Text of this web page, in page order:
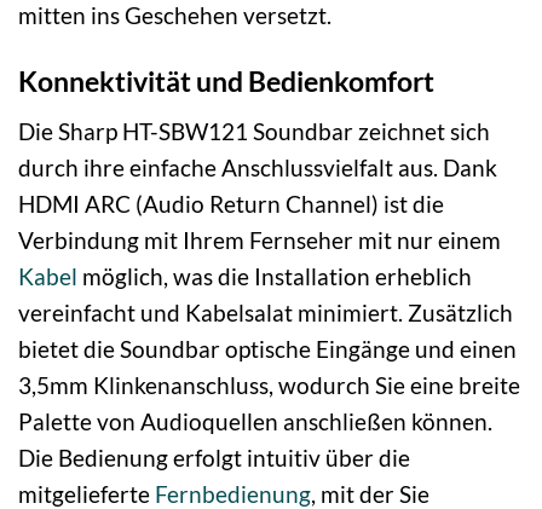
mitten ins Geschehen versetzt.
Konnektivität und Bedienkomfort
Die Sharp HT-SBW121 Soundbar zeichnet sich
durch ihre einfache Anschlussvielfalt aus. Dank
HDMI ARC (Audio Return Channel) ist die
Verbindung mit Ihrem Fernseher mit nur einem
Kabel möglich, was die Installation erheblich
vereinfacht und Kabelsalat minimiert. Zusätzlich
bietet die Soundbar optische Eingänge und einen
3,5mm Klinkenanschluss, wodurch Sie eine breite
Palette von Audioquellen anschließen können.
Die Bedienung erfolgt intuitiv über die
mitgelieferte Fernbedienung, mit der Sie